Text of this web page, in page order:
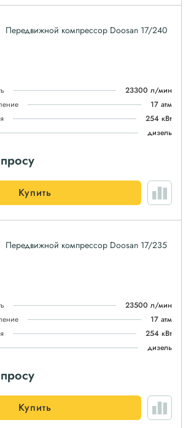
Передвижной компрессор Doosan 17/240
23300 л/мин
17 атм
254 кВт
дизель
Купить
Передвижной компрессор Doosan 17/235
23500 л/мин
17 атм
254 кВт
дизель
Купить